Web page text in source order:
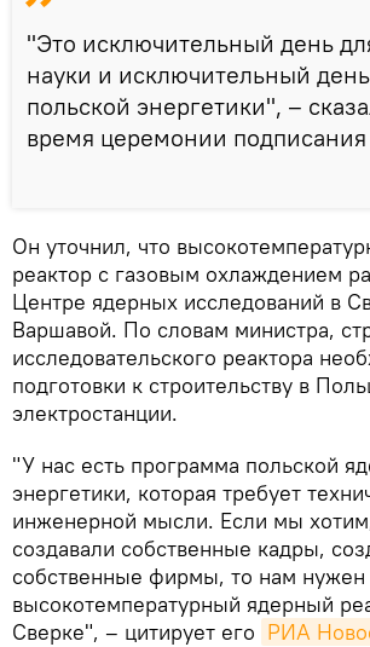
"Это исключительный день
науки и исключительный
польской энергетики", –
время церемонии
Он уточнил, что
реактор с газовым охлаждением
Центре ядерных исследований в
Варшавой. По словам министра,
исследовательского реактора
подготовки к строительству в
электростанции.
"У нас есть программа польской
энергетики, которая требует
инженерной мысли. Если мы
создавали собственные кадры,
собственные фирмы, то нам нужен
высокотемпературный ядерный
Сверке", – цитирует его РИА